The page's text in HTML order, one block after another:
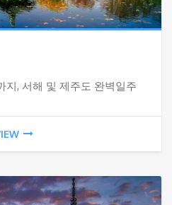
지, 서해 및 제주도 완벽일주